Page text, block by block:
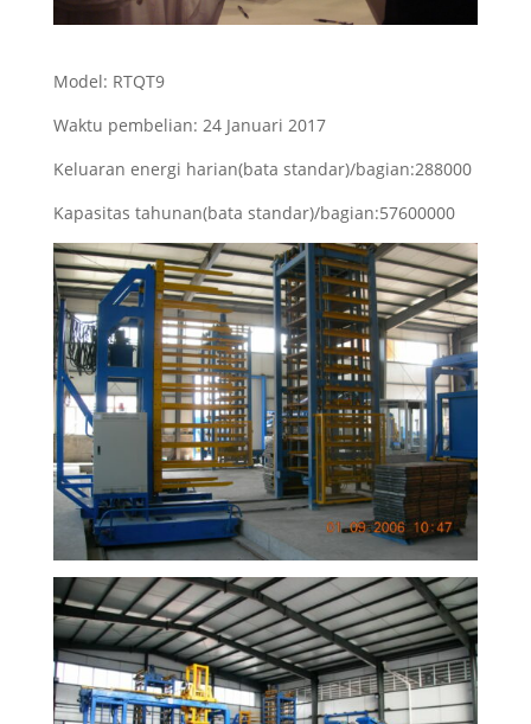
Model: RTQT9
Waktu pembelian: 24 Januari 2017
Keluaran energi harian(bata standar)/bagian:288000
Kapasitas tahunan(bata standar)/bagian:57600000